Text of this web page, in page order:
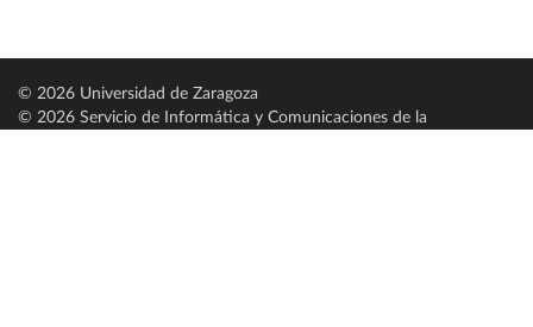
© 2026 Universidad de Zaragoza
© 2026 Servicio de Informática y Comunicaciones de la